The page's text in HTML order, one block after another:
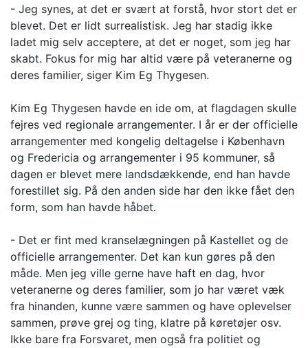
- Jeg synes, at det er svært at forstå, hvor stort det er
blevet. Det er lidt surrealistisk. Jeg har stadig ikke
ladet mig selv acceptere, at det er noget, som jeg har
skabt. Fokus for mig har altid være på veteranerne og
deres familier, siger Kim Eg Thygesen.
Kim Eg Thygesen havde en ide om, at flagdagen skulle
fejres ved regionale arrangementer. I år er der officielle
arrangementer med kongelig deltagelse i København
og Fredericia og arrangementer i 95 kommuner, så
dagen er blevet mere landsdækkende, end han havde
forestillet sig. På den anden side har den ikke fået den
form, som han havde håbet.
- Det er fint med kranselægningen på Kastellet og de
officielle arrangementer. Det kan kun gøres på den
måde. Men jeg ville gerne have haft en dag, hvor
veteranerne og deres familier, som jo har været væk
fra hinanden, kunne være sammen og have oplevelser
sammen, prøve grej og ting, klatre på køretøjer osv.
Ikke bare fra Forsvaret, men også fra politiet og